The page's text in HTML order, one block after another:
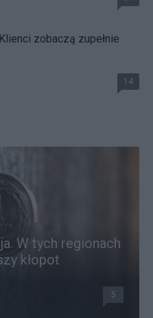
zobaczą zupełnie
14
W tych regionach
kłopot
5